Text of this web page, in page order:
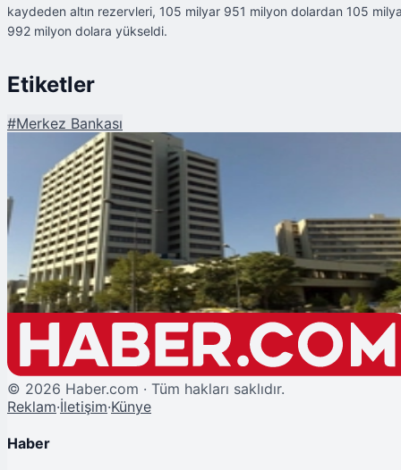
kaydeden altın rezervleri, 105 milyar 951 milyon dolardan 105
992 milyon dolara yükseldi.
Etiketler
#Merkez Bankası
Şu An Okunan
TCMB Rezervlerinde Son Durum
© 2026 Haber.com · Tüm hakları saklıdır.
Reklam·İletişim·Künye
Haber